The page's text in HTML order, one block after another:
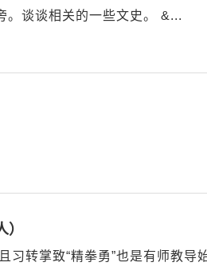
。谈谈相关的一些文史。 &...
习转掌致“精拳勇”也是有师教导